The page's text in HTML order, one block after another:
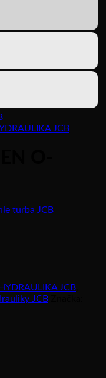
JCB
HYDRAULIKA JCB
JCB